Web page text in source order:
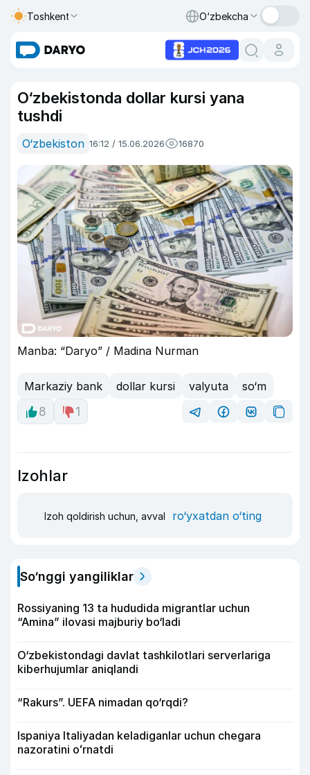
Toshkent O‘zbekcha
O‘zbekistonda dollar kursi yana
tushdi
O‘zbekiston 16:12 / 15.06.2026 16870
Manba: “Daryo” / Madina Nurman
Markaziy bank dollar kursi valyuta
so‘m
8
1
Izohlar
Izoh qoldirish uchun, avval ro‘yxatdan o‘ting
So‘nggi yangiliklar
Rossiyaning 13 ta hududida migrantlar uchun
“Amina” ilovasi majburiy bo‘ladi
O‘zbekistondagi davlat tashkilotlari serverlariga
kiberhujumlar aniqlandi
“Rakurs”. UEFA nimadan qo‘rqdi?
Ispaniya Italiyadan keladiganlar uchun chegara
nazoratini oʻrnatdi